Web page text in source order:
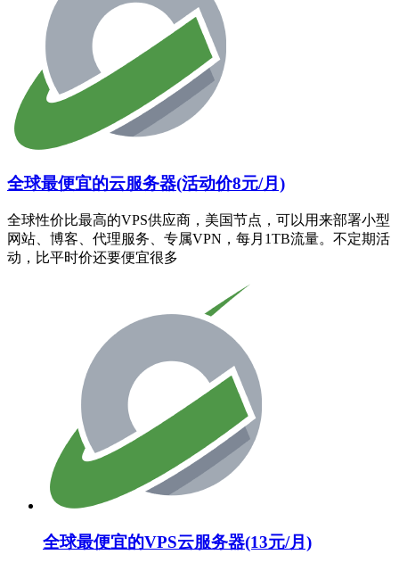
全球最便宜的云服务器(活动价8元/月)
全球性价比最高的VPS供应商，美国节点，可以用来部署小型
网站、博客、代理服务、专属VPN，每月1TB流量。不定期活
动，比平时价还要便宜很多
全球最便宜的VPS云服务器(13元/月)